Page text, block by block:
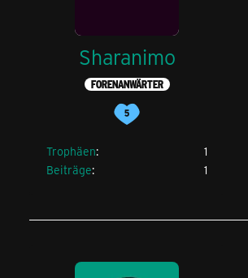
Sharanimo
FORENANWÄRTER
Trophäen
1
Beiträge
1